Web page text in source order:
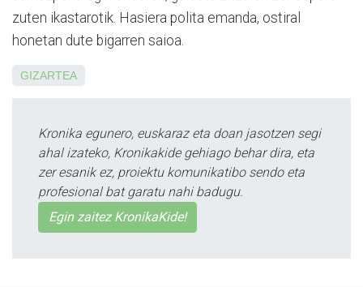
zuten ikastarotik. Hasiera polita emanda, ostiral
honetan dute bigarren saioa.
GIZARTEA
Kronika egunero, euskaraz eta doan jasotzen segi
ahal izateko, Kronikakide gehiago behar dira, eta
zer esanik ez, proiektu komunikatibo sendo eta
profesional bat garatu nahi badugu.
Egin zaitez KronikaKide!